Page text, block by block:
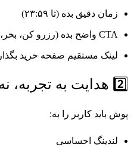
زمان دقیق بده (تا ۲۳:۵۹)
CTA واضح بده (رزرو کن، بخر، ثبت سفارش)
لینک مستقیم صفحه خرید بگذار
2️⃣ هدایت به تجربه، نه فروش مستقیم
پوش باید کاربر را به:
لندینگ احساسی